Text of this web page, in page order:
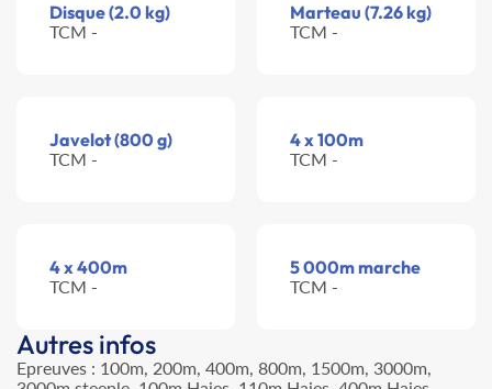
Disque (2.0 kg)
TCM -
Marteau (7.26 kg)
TCM -
Javelot (800 g)
TCM -
4 x 100m
TCM -
4 x 400m
TCM -
5 000m marche
TCM -
Autres infos
Epreuves : 100m, 200m, 400m, 800m, 1500m, 3000m,